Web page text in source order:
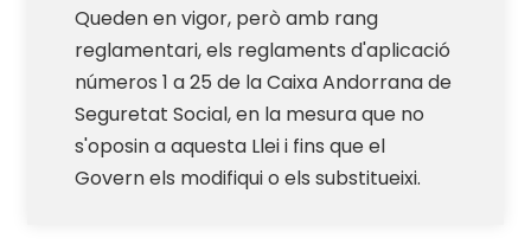
Queden en vigor, però amb rang
reglamentari, els reglaments d'aplicació
números 1 a 25 de la Caixa Andorrana de
Seguretat Social, en la mesura que no
s'oposin a aquesta Llei i fins que el
Govern els modifiqui o els substitueixi.